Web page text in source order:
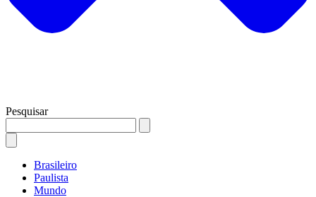
Pesquisar
Brasileiro
Paulista
Mundo